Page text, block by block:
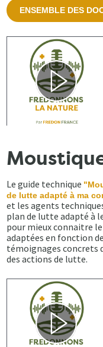
ENSEMBLE DES
Le guide technique
de lutte adapté à ma
et les agents
plan de lutte adapté à
pour mieux connaitre
adaptées en fonction
témoignages concrets
des actions de lutte.